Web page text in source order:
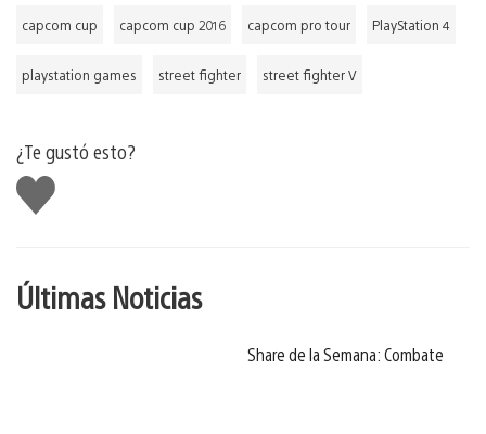
capcom cup capcom cup 2016 capcom pro tour PlayStation 4
playstation games street fighter street fighter V
¿Te gustó esto?
Me
gusta
Últimas Noticias
Share de la Semana: Combate